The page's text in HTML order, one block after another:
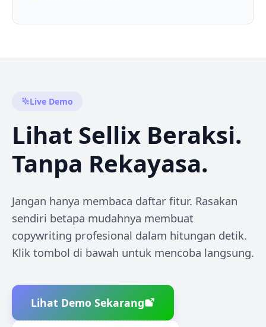
Live Demo
Lihat Sellix Beraksi.
Tanpa Rekayasa.
Jangan hanya membaca daftar fitur. Rasakan
sendiri betapa mudahnya membuat
copywriting profesional dalam hitungan detik.
Klik tombol di bawah untuk mencoba langsung.
Lihat Demo Sekarang